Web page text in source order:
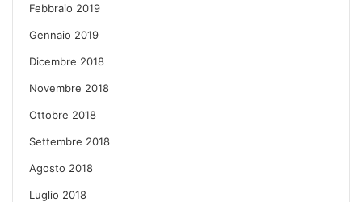
Febbraio 2019
Gennaio 2019
Dicembre 2018
Novembre 2018
Ottobre 2018
Settembre 2018
Agosto 2018
Luglio 2018